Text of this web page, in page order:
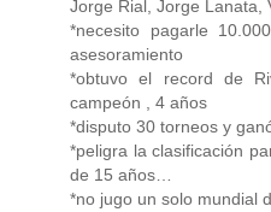
Jorge Rial, Jorge Lanata,
*necesito pagarle
asesoramiento
*obtuvo el record de
campeón , 4 años
*disputo 30 torneos y
*peligra la clasificación
de 15 años…
*no jugo un solo mundial